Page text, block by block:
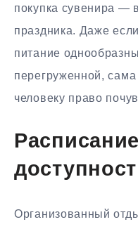
покупка сувенира —
праздника. Даже
питание
перегруженной,
человеку право
Организованный